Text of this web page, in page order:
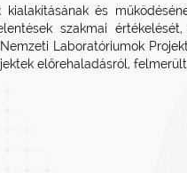
és
szakmai
Laboratóriumok
előrehaladásról,